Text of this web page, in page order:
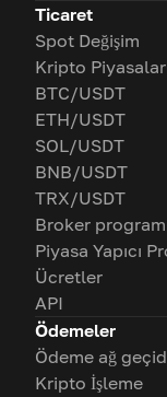
Ticaret
Spot Değişim
Kripto
BTC/USDT
ETH/USDT
SOL/USDT
BNB/USDT
TRX/USDT
Broker
Piyasa Yapıcı
Ücretler
API
Ödemeler
Ödeme ağ
Kripto İşleme